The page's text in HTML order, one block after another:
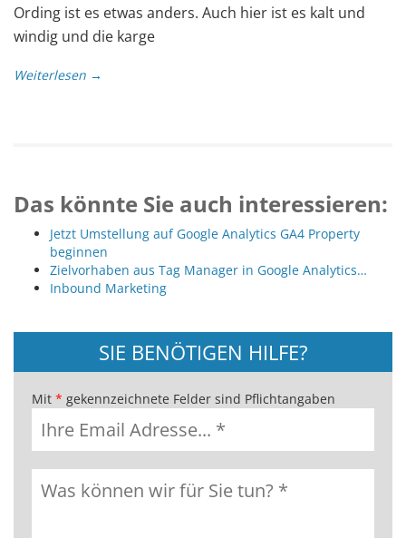
Ording ist es etwas anders. Auch hier ist es kalt und
windig und die karge
Weiterlesen →
Das könnte Sie auch interessieren:
Jetzt Umstellung auf Google Analytics GA4 Property
beginnen
Zielvorhaben aus Tag Manager in Google Analytics…
Inbound Marketing
SIE BENÖTIGEN HILFE?
Mit * gekennzeichnete Felder sind Pflichtangaben